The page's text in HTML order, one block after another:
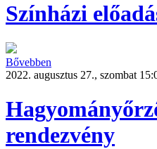
Színházi
Bővebben
2022. augusztus 27., szombat
rendezvény